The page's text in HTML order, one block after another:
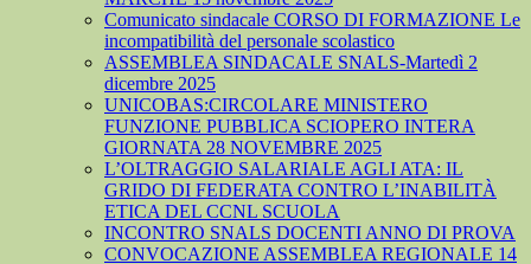
Comunicato sindacale CORSO DI FORMAZIONE Le
incompatibilità del personale scolastico
ASSEMBLEA SINDACALE SNALS-Martedì 2
dicembre 2025
UNICOBAS:CIRCOLARE MINISTERO
FUNZIONE PUBBLICA SCIOPERO INTERA
GIORNATA 28 NOVEMBRE 2025
L’OLTRAGGIO SALARIALE AGLI ATA: IL
GRIDO DI FEDERATA CONTRO L’INABILITÀ
ETICA DEL CCNL SCUOLA
INCONTRO SNALS DOCENTI ANNO DI PROVA
CONVOCAZIONE ASSEMBLEA REGIONALE 14